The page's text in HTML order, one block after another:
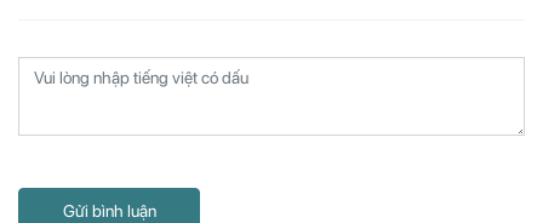
Gửi bình luận